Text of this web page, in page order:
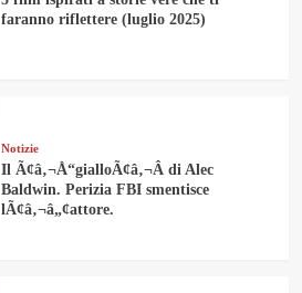
faranno riflettere (luglio 2025)
Notizie
Il Ã¢â‚¬Å“gialloÃ¢â‚¬Â di Alec
Baldwin. Perizia FBI smentisce
lÃ¢â‚¬â„¢attore.